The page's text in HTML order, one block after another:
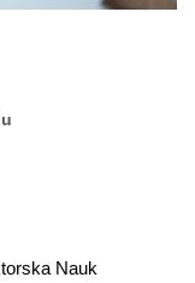
Nauk